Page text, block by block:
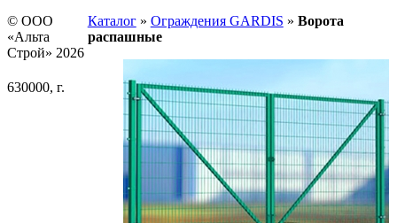
Каталог» Ограждения GARDIS » Ворота
распашные
© ООО
«Альта
Строй» 2026
630000, г.